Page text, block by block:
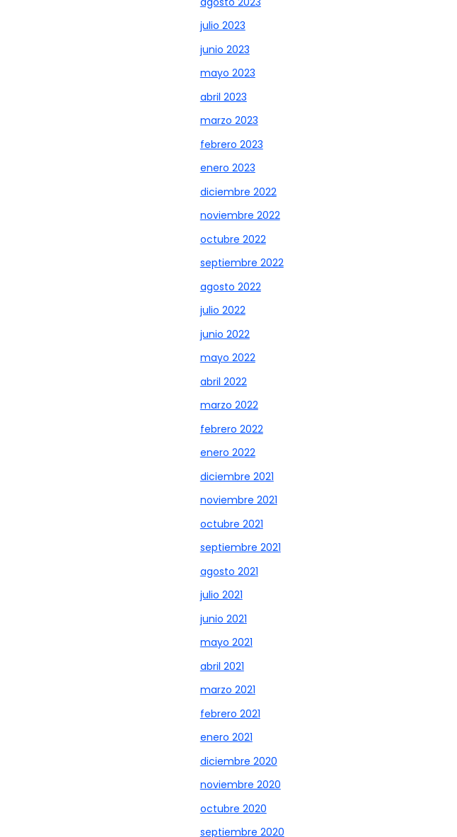
julio 2023
junio 2023
mayo 2023
abril 2023
marzo 2023
febrero 2023
enero 2023
diciembre 2022
noviembre 2022
octubre 2022
septiembre 2022
agosto 2022
julio 2022
junio 2022
mayo 2022
abril 2022
marzo 2022
febrero 2022
enero 2022
diciembre 2021
noviembre 2021
octubre 2021
septiembre 2021
agosto 2021
julio 2021
junio 2021
mayo 2021
abril 2021
marzo 2021
febrero 2021
enero 2021
diciembre 2020
noviembre 2020
octubre 2020
septiembre 2020